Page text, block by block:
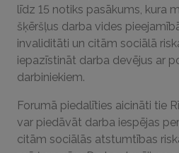
līdz 15 notiks pasākums, kura
šķēršļus darba vides
invaliditāti un citām sociālā
iepazīstināt darba devējus ar
darbiniekiem.
Forumā piedalīties aicināti tie
var piedāvāt darba iespējas
citām sociālās atstumtības